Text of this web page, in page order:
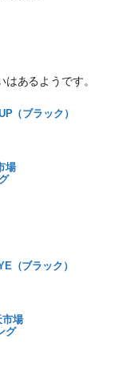
あるようです。
（ブラック）
場
（ブラック）
市場
グ